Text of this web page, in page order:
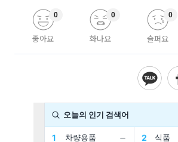
좋아요
0
화나요
0
슬퍼요
0